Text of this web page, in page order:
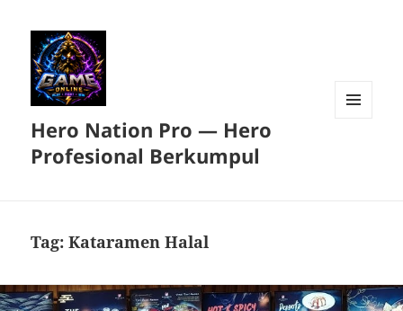
Hero Nation Pro — Hero
Profesional Berkumpul
Tag:Kataramen Halal